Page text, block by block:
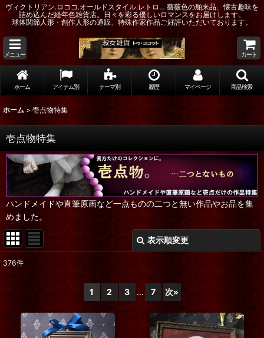
ヴィクトリアン.ロココ.オールドスタイル.レトロ… 薔薇色の舶来品、懐古趣味を
詰め込んだ経年色雑貨店。日々を彩る優しいロマンスをお届けします。
球体関節人形・創作人形の通販、特殊作家作品ご好評いただいております。
メニュー カート
ホーム アイテム別 テーマ別 履歴 マイページ 商品検索
ホーム > 壱点物特集
壱点物特集
ハンドメイドや直筆原画など一点ものの二つと無い作品やお品を集
めました。
表示順変更
:
並び順:
376件
1 2 3 ... 7 次»